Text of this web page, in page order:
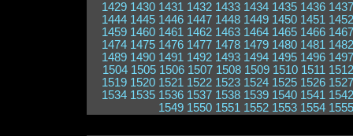
1429 1430 1431 1432 1433 1434 1435 1436 1437
1444 1445 1446 1447 1448 1449 1450 1451 1452
1459 1460 1461 1462 1463 1464 1465 1466 1467
1474 1475 1476 1477 1478 1479 1480 1481 1482
1489 1490 1491 1492 1493 1494 1495 1496 1497
1504 1505 1506 1507 1508 1509 1510 1511 1512
1519 1520 1521 1522 1523 1524 1525 1526 1527
1534 1535 1536 1537 1538 1539 1540 1541 1542
1549 1550 1551 1552 1553 1554 1555